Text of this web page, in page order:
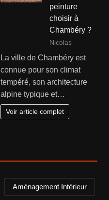
peinture
choisir à
Chambéry ?
Nicolas
La ville de Chambéry est
connue pour son climat
tempéré, son architecture
alpine typique et…
Voir article complet
Aménagement Intérieur